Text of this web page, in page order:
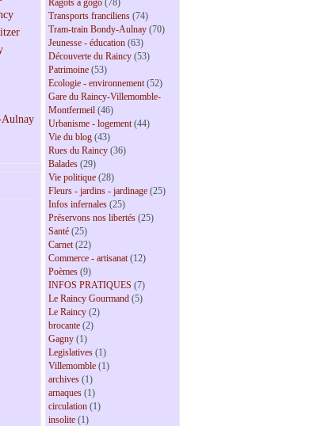
Ragots à gogo (78)
Transports franciliens (74)
Tram-train Bondy-Aulnay (70)
Jeunesse - éducation (63)
Découverte du Raincy (53)
Patrimoine (53)
Ecologie - environnement(52)
Gare du Raincy-Villemomble-
Montfermeil (46)
Urbanisme - logement(44)
Vie du blog (43)
Rues du Raincy (36)
Balades (29)
Vie politique (28)
Fleurs - jardins - jardinage (25)
Infos infernales (25)
Préservons nos libertés (25)
Santé (25)
Carnet(22)
Commerce - artisanat(12)
Poèmes (9)
INFOS PRATIQUES (7)
Le Raincy Gourmand (5)
Le Raincy (2)
brocante (2)
Gagny (1)
Legislatives (1)
Villemomble (1)
archives (1)
arnaques (1)
circulation (1)
insolite (1)